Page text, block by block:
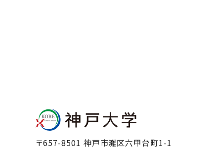
〒657-8501 神戸市灘区六甲台町1-1